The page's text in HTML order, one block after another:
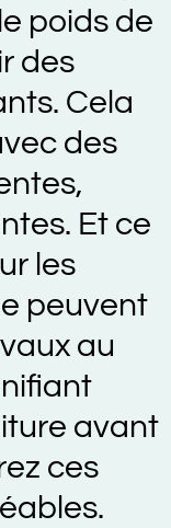
poids de
des
Cela
des
Et ce
les
peuvent
au
avant
ces